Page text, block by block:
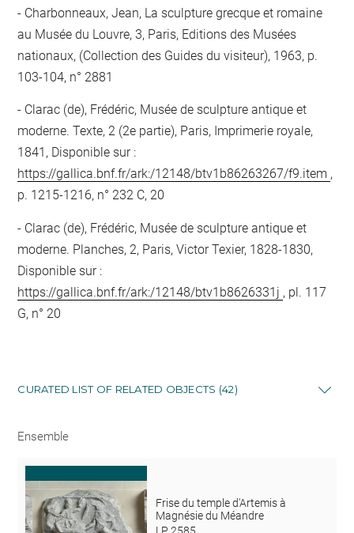
Charbonneaux, Jean, La sculpture grecque et romaine
au Musée du Louvre, 3, Paris, Editions des Musées
nationaux, (Collection des Guides du visiteur), 1963, p.
103-104, n° 2881
Clarac (de), Frédéric, Musée de sculpture antique et
moderne. Texte, 2 (2e partie), Paris, Imprimerie royale,
1841, Disponible sur :
https://gallica.bnf.fr/ark:/12148/btv1b86263267/f9.item ,
p. 1215-1216, n° 232 C, 20
Clarac (de), Frédéric, Musée de sculpture antique et
moderne. Planches, 2, Paris, Victor Texier, 1828-1830,
Disponible sur :
https://gallica.bnf.fr/ark:/12148/btv1b8626331j , pl. 117
G, n° 20
CURATED LIST OF RELATED OBJECTS (42)
Ensemble
Frise du temple d'Artemis à
Magnésie du Méandre
LP 2585